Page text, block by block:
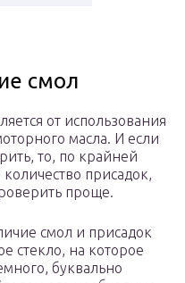
смол
от использования
масла. И если
то, по крайней
присадок,
проще.
смол и присадок
стекло, на которое
буквально